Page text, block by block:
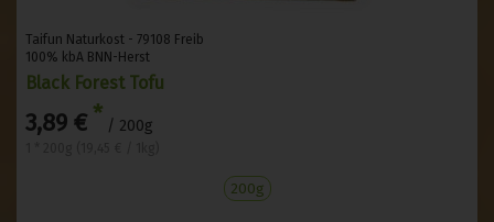
Taifun Naturkost - 79108 Freib
100% kbA BNN-Herst
Black Forest Tofu
3,89 € * / 200g
200g